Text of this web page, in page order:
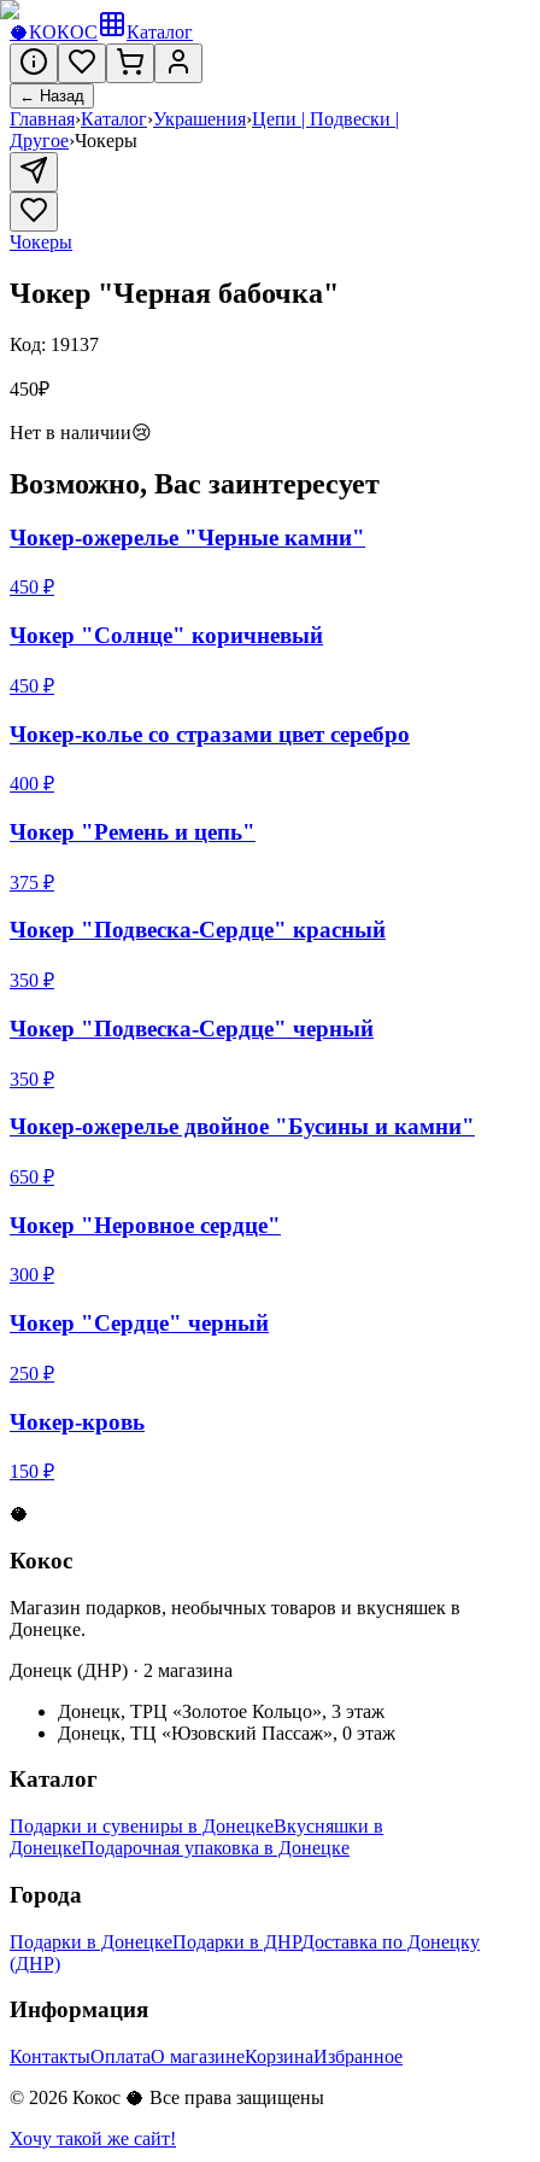
🥥КОКОС Каталог
← Назад
Главная›Каталог›Украшения›Цепи | Подвески |
Другое›Чокеры
Чокеры
Чокер "Черная бабочка"
Код: 19137
450₽
Нет в наличии😢
Возможно, Вас заинтересует
Чокер-ожерелье "Черные камни"
450 ₽
Чокер "Солнце" коричневый
450 ₽
Чокер-колье со стразами цвет серебро
400 ₽
Чокер "Ремень и цепь"
375 ₽
Чокер "Подвеска-Сердце" красный
350 ₽
Чокер "Подвеска-Сердце" черный
350 ₽
Чокер-ожерелье двойное "Бусины и камни"
650 ₽
Чокер "Неровное сердце"
300 ₽
Чокер "Сердце" черный
250 ₽
Чокер-кровь
150 ₽
🥥
Кокос
Магазин подарков, необычных товаров и вкусняшек в
Донецке.
Донецк (ДНР) · 2 магазина
Донецк, ТРЦ «Золотое Кольцо», 3 этаж
Донецк, ТЦ «Юзовский Пассаж», 0 этаж
Каталог
Подарки и сувениры в ДонецкеВкусняшки в
ДонецкеПодарочная упаковка в Донецке
Города
Подарки в ДонецкеПодарки в ДНРДоставка по Донецку
(ДНР)
Информация
КонтактыОплатаО магазинеКорзинаИзбранное
© 2026 Кокос 🥥 Все права защищены
Хочу такой же сайт!